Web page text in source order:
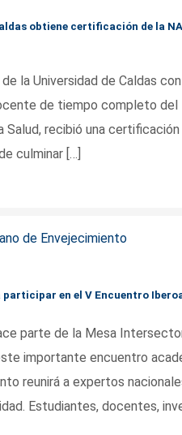
obtiene certificación de la
la Universidad de Caldas
de tiempo completo
Salud, recibió una
culminar […]
participar en el V Encuentro
parte de la Mesa
importante encuentro
reunirá a expertos
Estudiantes, docentes,